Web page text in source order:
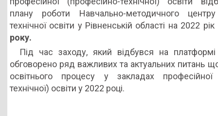
процесу-2022:
важливі
акценти
плану роботи Навчально-методичного
технічної освіти у Рівненській області на 2022 рік
року.
Під час заходу, який відбувся на
обговорено ряд важливих та актуальних питань
освітнього процесу у закладах професійної
технічної) освіти у 2022 році.